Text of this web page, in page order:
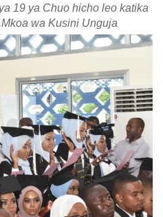
19 ya Chuo hicho leo katika
wa Kusini Unguja